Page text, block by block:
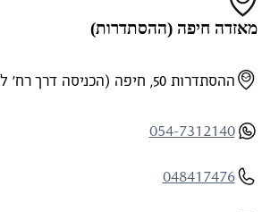
מאזדה חיפה (ההסתדרות)
ההסתדרות 50, חיפה (הכניסה דרך רח' ליאון שטיין)
054-7312140
048417476